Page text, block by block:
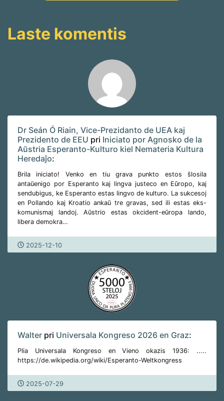
Laste komentis
Dr Seán Ó Riain, Vice-Prezidanto de UEA kaj
Prezidento de EEU pri Iniciato por Agnosko de la
Aŭstria Esperanto-Kulturo kiel Nemateria Kultura
Heredaĵo:
Brila iniciato! Venko en tiu grava punkto estos ŝlosila
antaŭenigo por Esperanto kaj lingva justeco en Eŭropo, kaj
sendubigus, ke Esperanto estas lingvo de kulturo. La sukcesoj
en Pollando kaj Kroatio ankaŭ tre gravas, sed ili estas eks-
komunismaj landoj. Aŭstrio estas okcident-eŭropa lando,
libera demokra…
2025-12-10
Walter pri Universala Kongreso 2026 en Graz:
Plia Universala Kongreso en Vieno okazis 1936: .....
https://de.wikipedia.org/wiki/Esperanto-Weltkongress
2025-07-29